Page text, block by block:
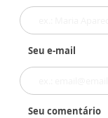
Seu e-mail
Seu comentário